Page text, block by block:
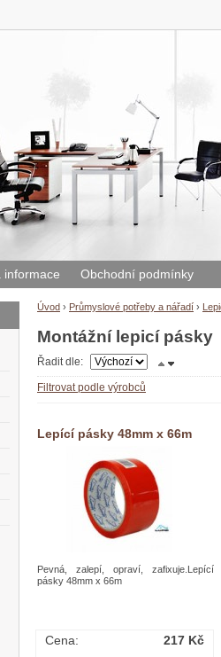
informace Obchodní podmínky
Úvod › Průmyslové potřeby a nářadí ›
Montážní lepicí pásky
Řadit dle:
Filtrovat podle výrobců
Lepící pásky 48mm x 66m
Pevná, zalepí, opraví, zafixuje.Lepící
pásky 48mm x 66m
217 Kč
Cena: